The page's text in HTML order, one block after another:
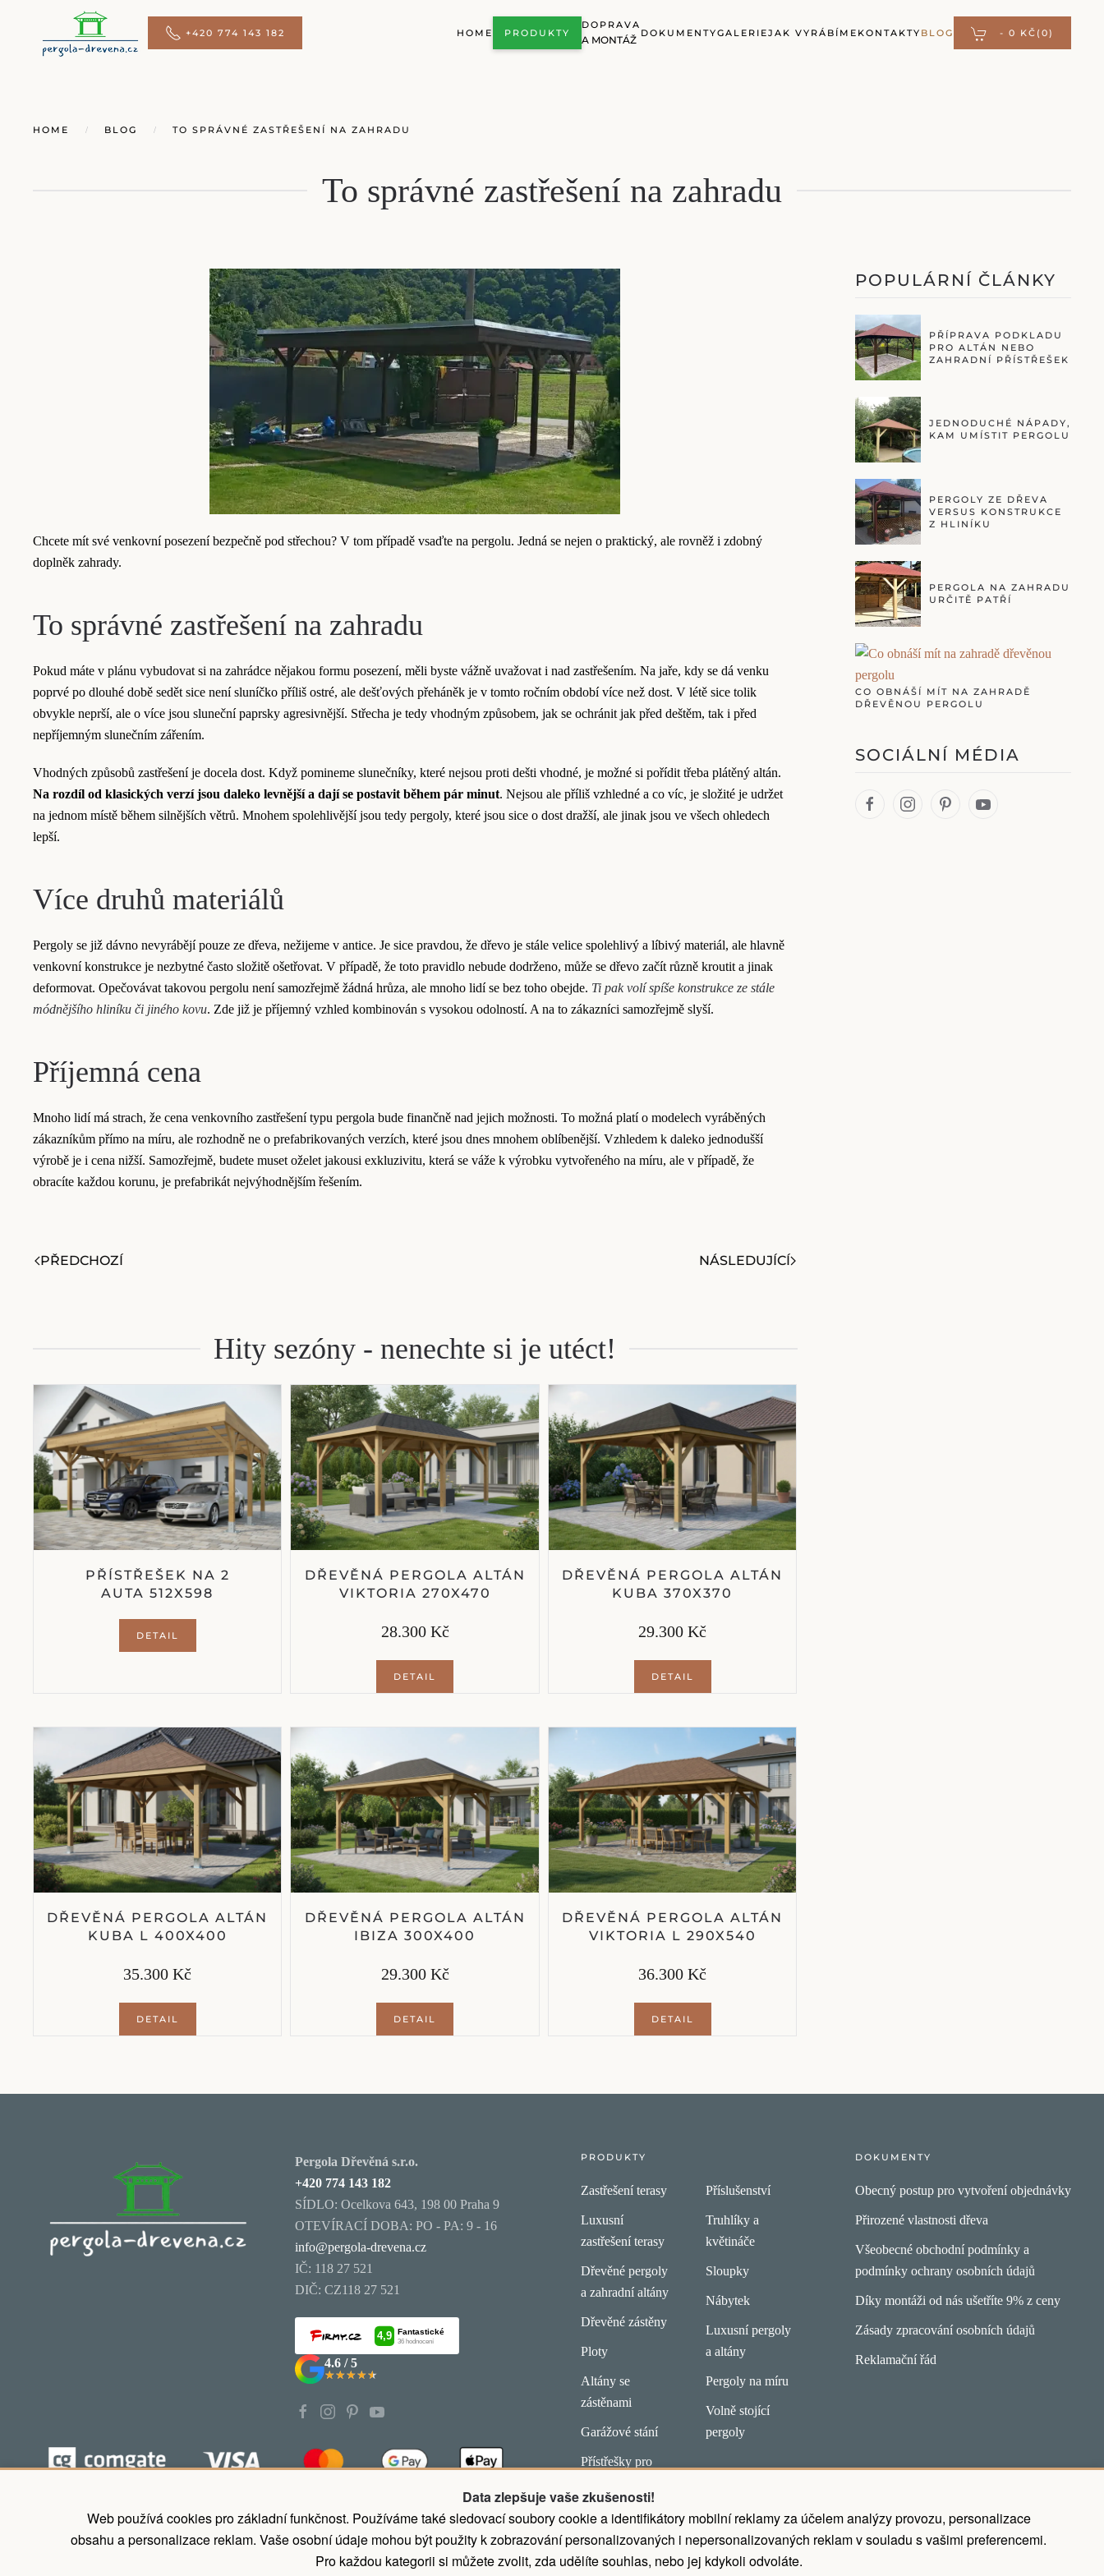
Data zlepšuje vaše zkušenosti!
Web používá cookies pro základní funkčnost. Používáme také sledovací soubory cookie a identifikátory mobilní reklamy za účelem analýzy provozu, personalizace
obsahu a personalizace reklam. Vaše osobní údaje mohou být použity k zobrazování personalizovaných i nepersonalizovaných reklam v souladu s vašimi preferencemi.
Pro každou kategorii si můžete zvolit, zda udělíte souhlas, nebo jej kdykoli odvoláte.
Přejít na hlavní obsah +420 774 143 182 HOME PRODUKTY
DOPRAVA
A MONTÁŽ
DOKUMENTYGALERIEJAK VYRÁBÍME KONTAKTY BLOG - 0 KČ (0)
HOME BLOG TO SPRÁVNÉ ZASTŘEŠENÍ NA ZAHRADU
To správné zastřešení na zahradu
Chcete mít své venkovní posezení bezpečně pod střechou? V tom případě vsaďte na pergolu. Jedná se nejen o praktický, ale rovněž i zdobný
doplněk zahrady.
To správné zastřešení na zahradu
Pokud máte v plánu vybudovat si na zahrádce nějakou formu posezení, měli byste vážně uvažovat i nad zastřešením. Na jaře, kdy se dá venku
poprvé po dlouhé době sedět sice není sluníčko příliš ostré, ale dešťových přeháněk je v tomto ročním období více než dost. V létě sice tolik
obvykle neprší, ale o více jsou sluneční paprsky agresivnější. Střecha je tedy vhodným způsobem, jak se ochránit jak před deštěm, tak i před
nepříjemným slunečním zářením.
Vhodných způsobů zastřešení je docela dost. Když pomineme slunečníky, které nejsou proti dešti vhodné, je možné si pořídit třeba plátěný altán.
Na rozdíl od klasických verzí jsou daleko levnější a dají se postavit během pár minut. Nejsou ale příliš vzhledné a co víc, je složité je udržet
na jednom místě během silnějších větrů. Mnohem spolehlivější jsou tedy pergoly, které jsou sice o dost dražší, ale jinak jsou ve všech ohledech
lepší.
Více druhů materiálů
Pergoly se již dávno nevyrábějí pouze ze dřeva, nežijeme v antice. Je sice pravdou, že dřevo je stále velice spolehlivý a líbivý materiál, ale hlavně
venkovní konstrukce je nezbytné často složitě ošetřovat. V případě, že toto pravidlo nebude dodrženo, může se dřevo začít různě kroutit a jinak
deformovat. Opečovávat takovou pergolu není samozřejmě žádná hrůza, ale mnoho lidí se bez toho obejde. Ti pak volí spíše konstrukce ze stále
módnějšího hliníku či jiného kovu. Zde již je příjemný vzhled kombinován s vysokou odolností. A na to zákazníci samozřejmě slyší.
Příjemná cena
Mnoho lidí má strach, že cena venkovního zastřešení typu pergola bude finančně nad jejich možnosti. To možná platí o modelech vyráběných
zákazníkům přímo na míru, ale rozhodně ne o prefabrikovaných verzích, které jsou dnes mnohem oblíbenější. Vzhledem k daleko jednodušší
výrobě je i cena nižší. Samozřejmě, budete muset oželet jakousi exkluzivitu, která se váže k výrobku vytvořeného na míru, ale v případě, že
obracíte každou korunu, je prefabrikát nejvýhodnějším řešením.
PŘEDCHOZÍ NÁSLEDUJÍCÍ
Hity sezóny - nenechte si je utéct!
PŘÍSTŘEŠEK NA 2
AUTA 512X598
DETAIL
DŘEVĚNÁ PERGOLA ALTÁN
VIKTORIA 270X470
28.300 Kč
DETAIL
DŘEVĚNÁ PERGOLA ALTÁN
KUBA 370X370
29.300 Kč
DETAIL
DŘEVĚNÁ PERGOLA ALTÁN
KUBA L 400X400
35.300 Kč
DETAIL
DŘEVĚNÁ PERGOLA ALTÁN
IBIZA 300X400
29.300 Kč
DETAIL
DŘEVĚNÁ PERGOLA ALTÁN
VIKTORIA L 290X540
36.300 Kč
DETAIL
POPULÁRNÍ ČLÁNKY
PŘÍPRAVA PODKLADU
PRO ALTÁN NEBO
ZAHRADNÍ PŘÍSTŘEŠEK
JEDNODUCHÉ NÁPADY,
KAM UMÍSTIT PERGOLU
PERGOLY ZE DŘEVA
VERSUS KONSTRUKCE
Z HLINÍKU
PERGOLA NA ZAHRADU
URČITĚ PATŘÍ
CO OBNÁŠÍ MÍT NA ZAHRADĚ
DŘEVĚNOU PERGOLU
SOCIÁLNÍ MÉDIA
Pergola Dřevěná s.r.o.
+420 774 143 182
SÍDLO: Ocelkova 643, 198 00 Praha 9
OTEVÍRACÍ DOBA: PO - PA: 9 - 16
info@pergola-drevena.cz
IČ: 118 27 521
DIČ: CZ118 27 521
4.6 / 5
★★★★★
★★★★★
Koupit nyní zaplatit později, odložené platby.
PRODUKTY
Zastřešení terasy
Luxusní
zastřešení terasy
Dřevěné pergoly
a zahradní altány
Dřevěné zástěny
Ploty
Altány se
zástěnami
Garážové stání
Přístřešky pro
Příslušenství
Truhlíky a
květináče
Sloupky
Nábytek
Luxusní pergoly
a altány
Pergoly na míru
Volně stojící
pergoly
DOKUMENTY
Obecný postup pro vytvoření objednávky
Přirozené vlastnosti dřeva
Všeobecné obchodní podmínky a
podmínky ochrany osobních údajů
Díky montáži od nás ušetříte 9% z ceny
Zásady zpracování osobních údajů
Reklamační řád